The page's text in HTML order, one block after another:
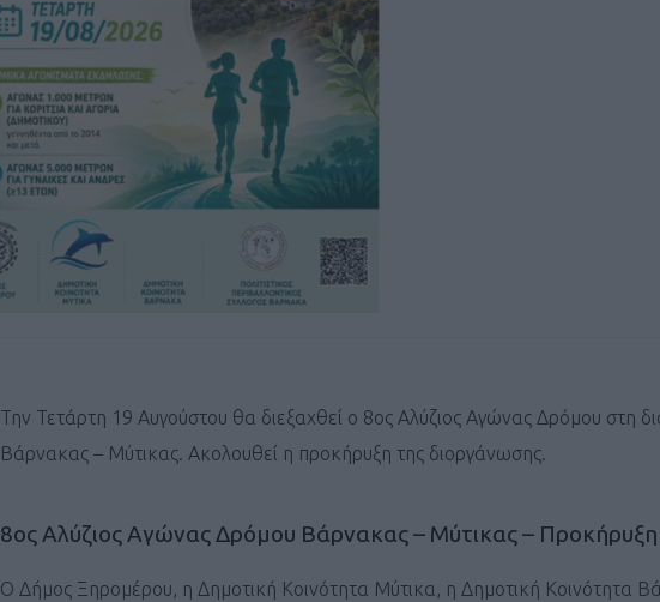
Την Τετάρτη 19 Αυγούστου θα διεξαχθεί ο 8ος Αλύζιος Αγώνας Δρόμου στη
Βάρνακας – Μύτικας. Ακολουθεί η προκήρυξη της διοργάνωσης.
8ος Αλύζιος Αγώνας Δρόμου Βάρνακας – Μύτικας – Προκήρυξη
Ο Δήμος Ξηρομέρου, η Δημοτική Κοινότητα Μύτικα, η Δημοτική Κοινότητα